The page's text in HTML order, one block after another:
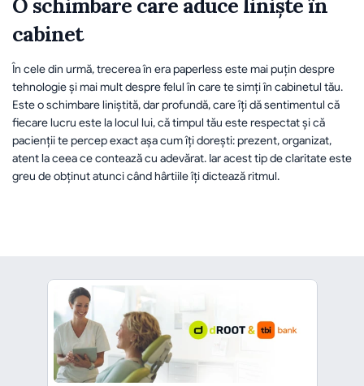
O schimbare care aduce liniște în
cabinet
În cele din urmă, trecerea în era paperless este mai puțin despre
tehnologie și mai mult despre felul în care te simți în cabinetul tău.
Este o schimbare liniștită, dar profundă, care îți dă sentimentul că
fiecare lucru este la locul lui, că timpul tău este respectat și că
pacienții te percep exact așa cum îți dorești: prezent, organizat,
atent la ceea ce contează cu adevărat. Iar acest tip de claritate este
greu de obținut atunci când hârtiile îți dictează ritmul.